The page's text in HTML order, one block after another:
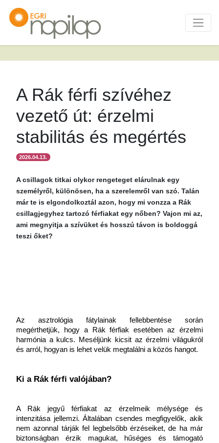
A Rák férfi szívéhez
vezető út: érzelmi
stabilitás és megértés
2026.04.13.
A csillagok titkai olykor rengeteget elárulnak egy
személyről, különösen, ha a szerelemről van szó. Talán
már te is elgondolkoztál azon, hogy mi vonzza a Rák
csillagjegyhez tartozó férfiakat egy nőben? Vajon mi az,
ami megnyitja a szívüket és hosszú távon is boldoggá
teszi őket?
Az asztrológia fátylainak fellebbentése során
megérthetjük, hogy a Rák férfiak esetében az érzelmi
harmónia a kulcs. Meséljünk kicsit az érzelmi világukról
és arról, hogyan is lehet velük megtalálni a közös hangot.
Ki a Rák férfi valójában?
A Rák jegyű férfiakat az érzelmeik mélysége és
intenzitása jellemzi. Általában csendes megfigyelők, akik
nem azonnal tárják fel legbelsőbb érzéseiket, de ha már
biztonságban érzik magukat, hűséges és támogató